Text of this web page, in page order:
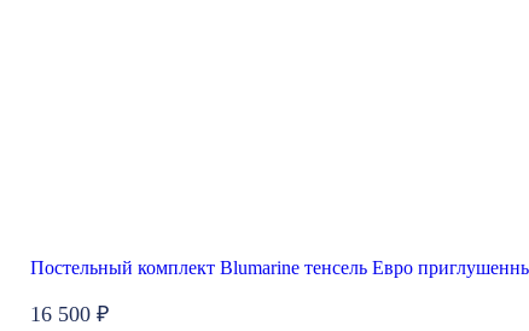
Постельный комплект Blumarine тенсель Евро
16 500 ₽